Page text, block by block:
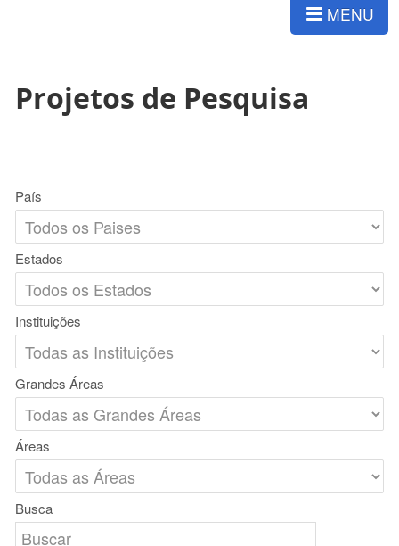
MENU
Projetos de Pesquisa
País
Estados
Instituições
Grandes Áreas
Áreas
Busca